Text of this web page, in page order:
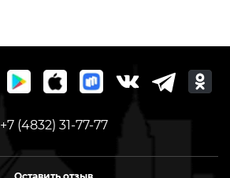
+7 (4832) 31-77-77